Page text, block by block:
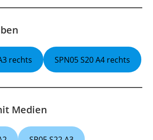
rechts SPN05 S20 A4 rechts
Medien